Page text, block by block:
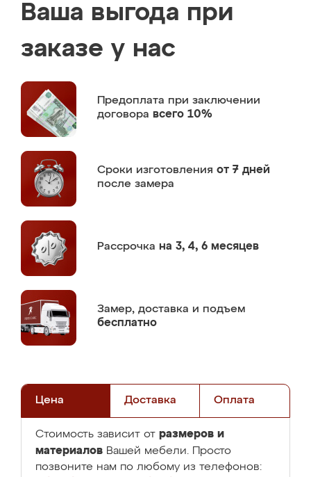
Ваша выгода при
заказе у нас
Предоплата при заключении
договора всего 10%
Сроки изготовления от 7 дней
после замера
Рассрочка на 3, 4, 6 месяцев
Замер, доставка и подъем
бесплатно
Цена Доставка Оплата
Стоимость зависит от размеров и
материалов Вашей мебели. Просто
позвоните нам по любому из телефонов: